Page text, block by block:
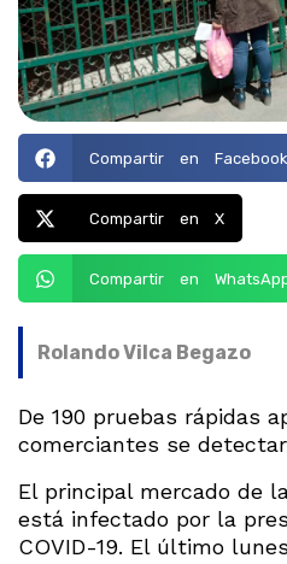
Compartir en Facebook
Compartir en X
Compartir en
Rolando Vilca Begazo
De 190 pruebas rápidas
comerciantes se
El principal mercado de
está infectado por la
COVID-19. El último